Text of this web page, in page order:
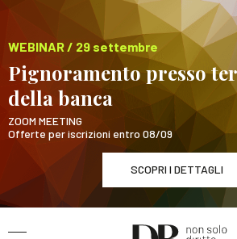
WEBINAR / 29 settembre
Pignoramento presso
della banca
ZOOM MEETING
Offerte per iscrizioni entro 08/09
SCOPRI I DETTAGLI